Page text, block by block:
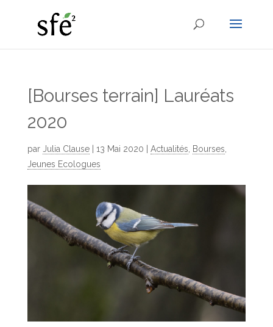
[Bourses terrain] Lauréats
2020
par Julia Clause| 13 Mai 2020 Actualités Bourses
Jeunes Ecologues